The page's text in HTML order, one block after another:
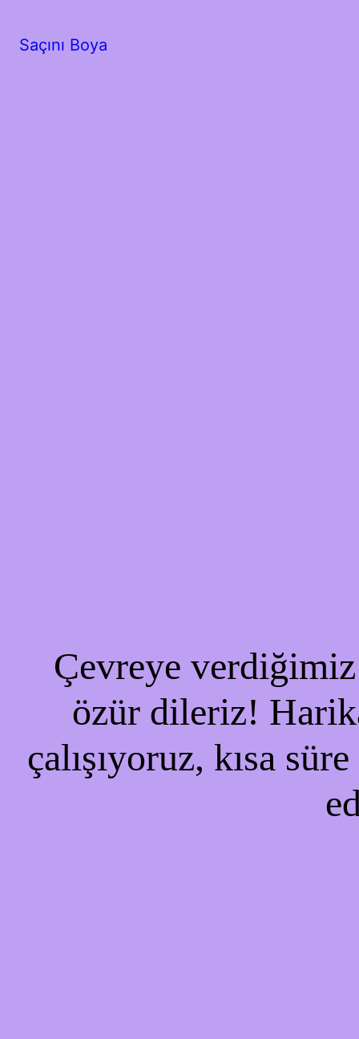
Saçını Boya
Çevreye verdiğimiz
özür dileriz!
çalışıyoruz, kısa